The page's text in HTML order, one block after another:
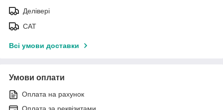
Делівері
САТ
Всі умови доставки
Умови оплати
Оплата на рахунок
Оплата за реквізитами